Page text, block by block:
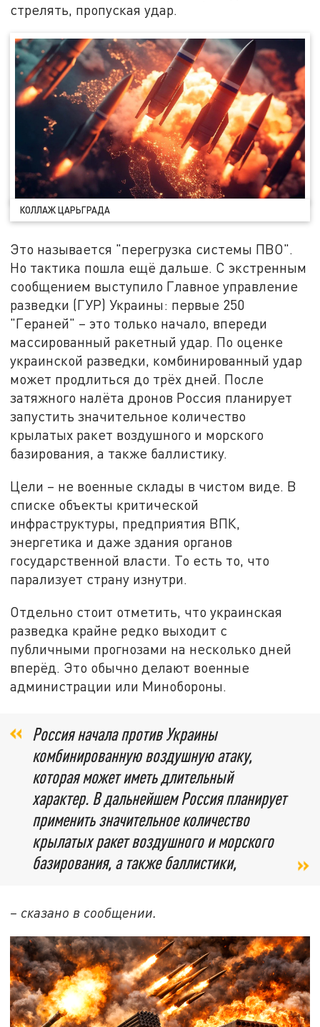
стрелять, пропуская удар.
КОЛЛАЖ ЦАРЬГРАДА
Это называется "перегрузка системы ПВО".
Но тактика пошла ещё дальше. С экстренным
сообщением выступило Главное управление
разведки (ГУР) Украины: первые 250
"Гераней" – это только начало, впереди
массированный ракетный удар. По оценке
украинской разведки, комбинированный удар
может продлиться до трёх дней. После
затяжного налёта дронов Россия планирует
запустить значительное количество
крылатых ракет воздушного и морского
базирования, а также баллистику.
Цели – не военные склады в чистом виде. В
списке объекты критической
инфраструктуры, предприятия ВПК,
энергетика и даже здания органов
государственной власти. То есть то, что
парализует страну изнутри.
Отдельно стоит отметить, что украинская
разведка крайне редко выходит с
публичными прогнозами на несколько дней
вперёд. Это обычно делают военные
администрации или Минобороны.
Россия начала против Украины
комбинированную воздушную атаку,
которая может иметь длительный
характер. В дальнейшем Россия планирует
применить значительное количество
крылатых ракет воздушного и морского
базирования, а также баллистики,
– сказано в сообщении.